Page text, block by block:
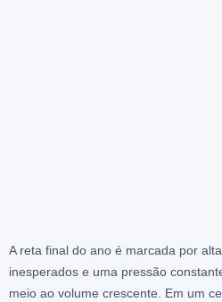
A reta final do ano é marcada por
inesperados e uma pressão
meio ao volume crescente. Em um